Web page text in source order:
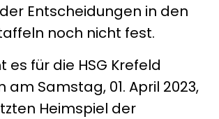
Entscheidungen in den
noch nicht fest.
es für die HSG Krefeld
am Samstag, 01. April 2023,
Heimspiel der